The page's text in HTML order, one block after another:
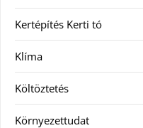
Kertépítés Kerti tó
Klíma
Költöztetés
Környezettudat